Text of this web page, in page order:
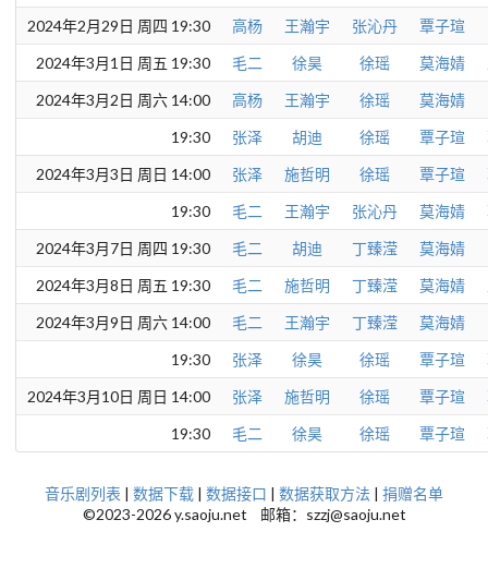
2024年2月29日 周四 19:30
高杨 王瀚宇 张沁丹
覃子瑄
2024年3月1日 周五 19:30
毛二 徐昊 徐瑶 莫海婧
2024年3月2日 周六 14:00
高杨 王瀚宇 徐瑶
莫海婧
19:30
张泽 胡迪 徐瑶 覃子瑄
2024年3月3日 周日 14:00
张泽 施哲明 徐瑶 覃子瑄
19:30
毛二 王瀚宇 张沁丹 莫海婧
2024年3月7日 周四 19:30
毛二 胡迪 丁臻滢
莫海婧
2024年3月8日 周五 19:30
毛二 施哲明 丁臻滢 莫海婧
2024年3月9日 周六 14:00
毛二 王瀚宇 丁臻滢
莫海婧
19:30
张泽 徐昊 徐瑶 覃子瑄
2024年3月10日 周日 14:00
张泽 施哲明 徐瑶 覃子瑄
19:30
毛二 徐昊 徐瑶 覃子瑄
音乐剧列表 | 数据下载 | 数据接口 | 数据获取方法 | 捐赠名单
©2023-2026 y.saoju.net 邮箱：szzj@saoju.net